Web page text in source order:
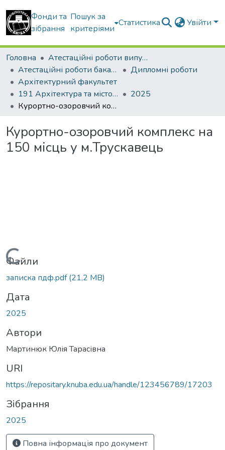
Фонди та
зібрання
Пошук за
критеріями
Статистика Увійти
Головна
Атестаційні роботи випускників
Атестаційні роботи бакалаврів
Дипломні роботи
Архітектурний факультет
191 Архітектура та містобудування
2025
Курортно-озоровчий комплекс на 150 місць у м.Трускавець
Курортно-озоровчий комплекс на
150 місць у м.Трускавець
Вантажиться...
Файли
записка пдф.pdf(21,2 MB)
Дата
2025
Автори
Мартинюк Юлія Тарасівна
URI
https://repositary.knuba.edu.ua/handle/123456789/17203
Зібрання
2025
Повна інформація про документ